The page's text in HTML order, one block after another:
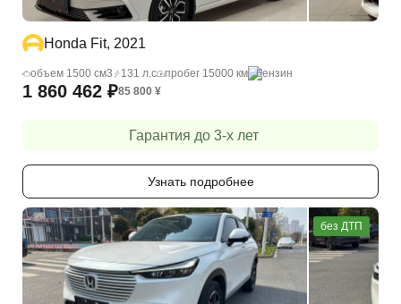
Honda Fit, 2021
объем 1500 cм3 131 л.с пробег 15000 км бензин
1 860 462 ₽85 800 ¥
Гарантия до 3-х лет
Узнать подробнее
без ДТП